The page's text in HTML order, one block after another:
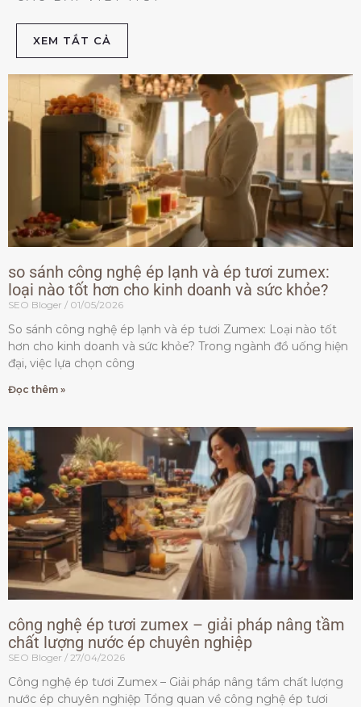
XEM TẮT CẢ
so sánh công nghệ ép lạnh và ép tươi zumex:
loại nào tốt hơn cho kinh doanh và sức khỏe?
SEO Bloger 01/05/2026
So sánh công nghệ ép lạnh và ép tươi Zumex: Loại nào tốt
hơn cho kinh doanh và sức khỏe? Trong ngành đồ uống hiện
đại, việc lựa chọn công
Đọc thêm »
công nghệ ép tươi zumex – giải pháp nâng tầm
chất lượng nước ép chuyên nghiệp
SEO Bloger 27/04/2026
Công nghệ ép tươi Zumex – Giải pháp nâng tầm chất lượng
nước ép chuyên nghiệp Tổng quan về công nghệ ép tươi